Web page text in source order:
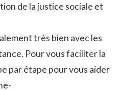
de la justice sociale et
très bien avec les
Pour vous faciliter la
par étape pour vous aider